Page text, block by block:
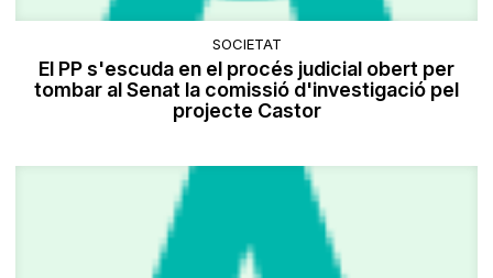
SOCIETAT
El PP s'escuda en el procés judicial obert per
tombar al Senat la comissió d'investigació pel
projecte Castor